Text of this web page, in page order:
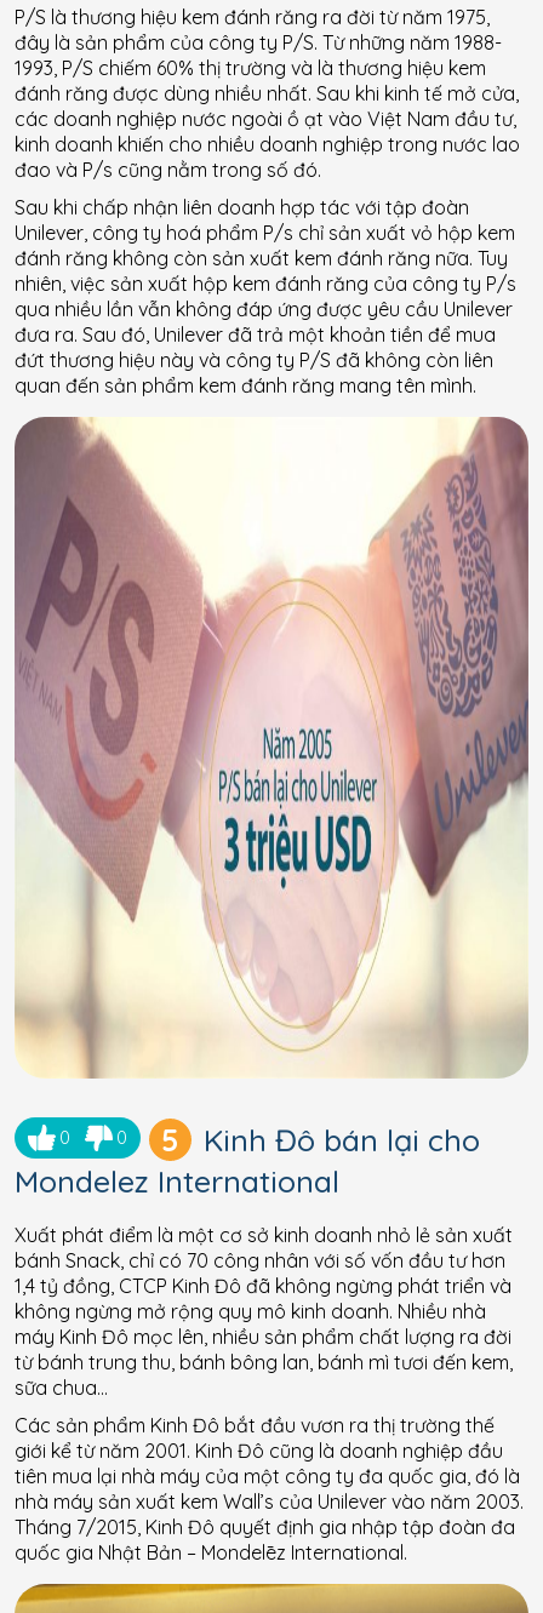
P/S là thương hiệu kem đánh răng ra đời từ năm 1975,
đây là sản phẩm của công ty P/S. Từ những năm 1988-
1993, P/S chiếm 60% thị trường và là thương hiệu kem
đánh răng được dùng nhiều nhất. Sau khi kinh tế mở cửa,
các doanh nghiệp nước ngoài ồ ạt vào Việt Nam đầu tư,
kinh doanh khiến cho nhiều doanh nghiệp trong nước lao
đao và P/s cũng nằm trong số đó.
Sau khi chấp nhận liên doanh hợp tác với tập đoàn
Unilever, công ty hoá phẩm P/s chỉ sản xuất vỏ hộp kem
đánh răng không còn sản xuất kem đánh răng nữa. Tuy
nhiên, việc sản xuất hộp kem đánh răng của công ty P/s
qua nhiều lần vẫn không đáp ứng được yêu cầu Unilever
đưa ra. Sau đó, Unilever đã trả một khoản tiền để mua
đứt thương hiệu này và công ty P/S đã không còn liên
quan đến sản phẩm kem đánh răng mang tên mình.
0 0 5
Kinh Đô bán lại cho
Mondelez International
Xuất phát điểm là một cơ sở kinh doanh nhỏ lẻ sản xuất
bánh Snack, chỉ có 70 công nhân với số vốn đầu tư hơn
1,4 tỷ đồng, CTCP Kinh Đô đã không ngừng phát triển và
không ngừng mở rộng quy mô kinh doanh. Nhiều nhà
máy Kinh Đô mọc lên, nhiều sản phẩm chất lượng ra đời
từ bánh trung thu, bánh bông lan, bánh mì tươi đến kem,
sữa chua…
Các sản phẩm Kinh Đô bắt đầu vươn ra thị trường thế
giới kể từ năm 2001. Kinh Đô cũng là doanh nghiệp đầu
tiên mua lại nhà máy của một công ty đa quốc gia, đó là
nhà máy sản xuất kem Wall’s của Unilever vào năm 2003.
Tháng 7/2015, Kinh Đô quyết định gia nhập tập đoàn đa
quốc gia Nhật Bản – Mondelēz International.